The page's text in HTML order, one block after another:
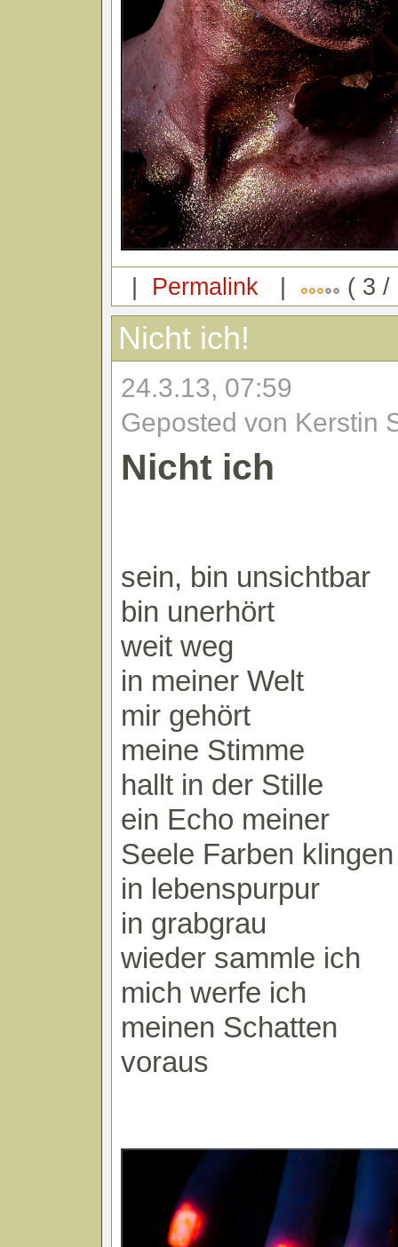
| Permalink | ( 3 /
Nicht ich!
24.3.13, 07:59
Geposted von Kerstin
Nicht ich
sein, bin unsichtbar
bin unerhört
weit weg
in meiner Welt
mir gehört
meine Stimme
hallt in der Stille
ein Echo meiner
Seele Farben klingen
in lebenspurpur
in grabgrau
wieder sammle ich
mich werfe ich
meinen Schatten
voraus